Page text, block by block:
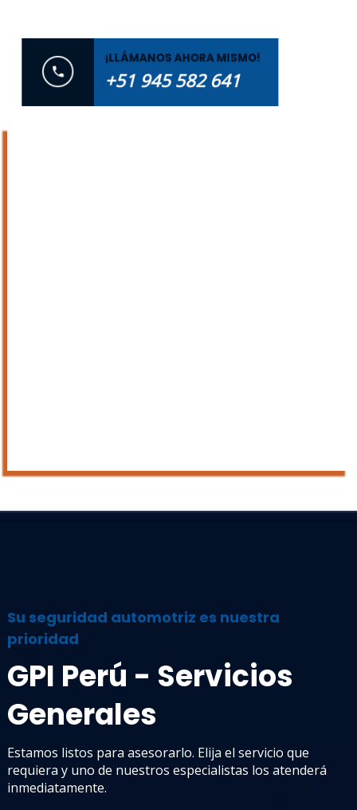
¡LLÁMANOS AHORA MISMO!
+51 945 582 641
Su seguridad automotriz es nuestra
prioridad
GPI Perú - Servicios
Generales
Estamos listos para asesorarlo. Elija el servicio que
requiera y uno de nuestros especialistas los atenderá
inmediatamente.